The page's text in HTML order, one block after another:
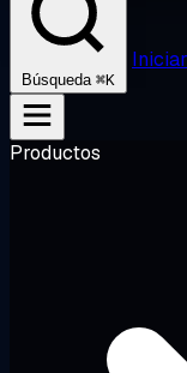
Búsqueda ⌘K
Productos